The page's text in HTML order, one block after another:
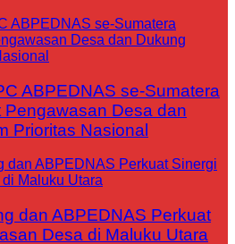
ABPEDNAS se-Sumatera
Pengawasan Desa dan
Prioritas Nasional
dan ABPEDNAS Perkuat
Desa di Maluku Utara